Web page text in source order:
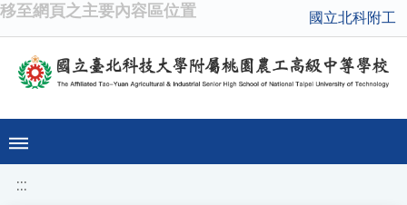
移至網頁之主要內容區位置 國立北科附工
:::